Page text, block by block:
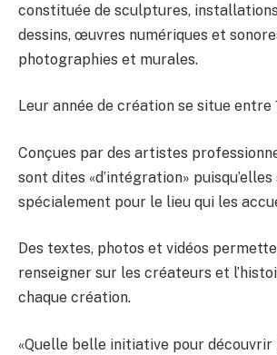
constituée de sculptures,
dessins, œuvres numériques et
photographies et murales.
Leur année de création se situe entre
Conçues par des artistes
sont dites «d’intégration»
spécialement pour le lieu qui les
Des textes, photos et vidéos
renseigner sur les créateurs et
chaque création.
«Quelle belle initiative pour découvrir